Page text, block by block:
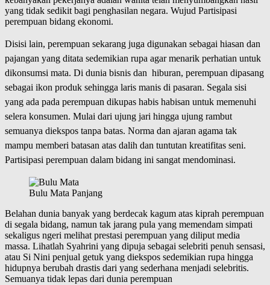
yang tidak sedikit bagi penghasilan negara. Wujud Partisipasi
perempuan bidang ekonomi.
Disisi lain, perempuan sekarang juga digunakan sebagai hiasan dan
pajangan yang ditata sedemikian rupa agar menarik perhatian untuk
dikonsumsi mata. Di dunia bisnis dan hiburan, perempuan dipasang
sebagai ikon produk sehingga laris manis di pasaran. Segala sisi
yang ada pada perempuan dikupas habis habisan untuk memenuhi
selera konsumen. Mulai dari ujung jari hingga ujung rambut
semuanya diekspos tanpa batas. Norma dan ajaran agama tak
mampu memberi batasan atas dalih dan tuntutan kreatifitas seni.
Partisipasi perempuan dalam bidang ini sangat mendominasi.
Bulu Mata Panjang
Belahan dunia banyak yang berdecak kagum atas kiprah perempuan
di segala bidang, namun tak jarang pula yang memendam simpati
sekaligus ngeri melihat prestasi perempuan yang diliput media
massa. Lihatlah Syahrini yang dipuja sebagai selebriti penuh sensasi,
atau Si Nini penjual getuk yang diekspos sedemikian rupa hingga
hidupnya berubah drastis dari yang sederhana menjadi selebritis.
Semuanya tidak lepas dari dunia perempuan